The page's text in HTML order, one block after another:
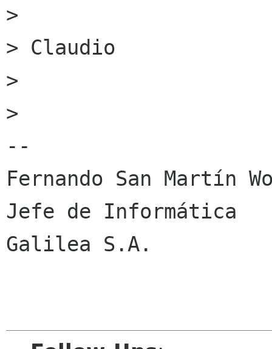
>
> Claudio
>
>
--
Fernando San Martín
Jefe de Informática
Galilea S.A.